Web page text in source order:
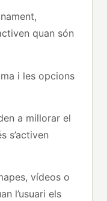
quan són
i les opcions
a millorar el
s’activen
vídeos o
l’usuari els